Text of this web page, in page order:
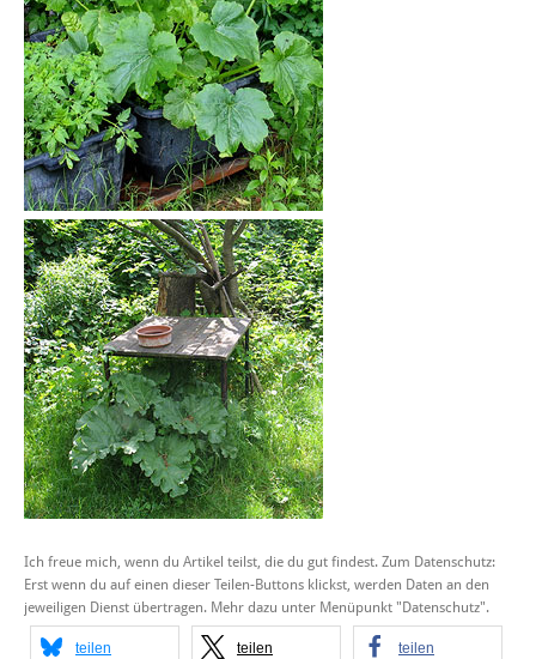
Ich freue mich, wenn du Artikel teilst, die du gut findest. Zum Datenschutz:
Erst wenn du auf einen dieser Teilen-Buttons klickst, werden Daten an den
jeweiligen Dienst übertragen. Mehr dazu unter Menüpunkt "Datenschutz".
teilen teilen teilen